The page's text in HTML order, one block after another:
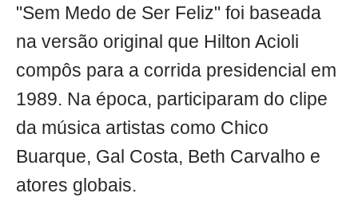
"Sem Medo de Ser Feliz" foi baseada
na versão original que Hilton Acioli
compôs para a corrida presidencial em
1989. Na época, participaram do clipe
da música artistas como Chico
Buarque, Gal Costa, Beth Carvalho e
atores globais.